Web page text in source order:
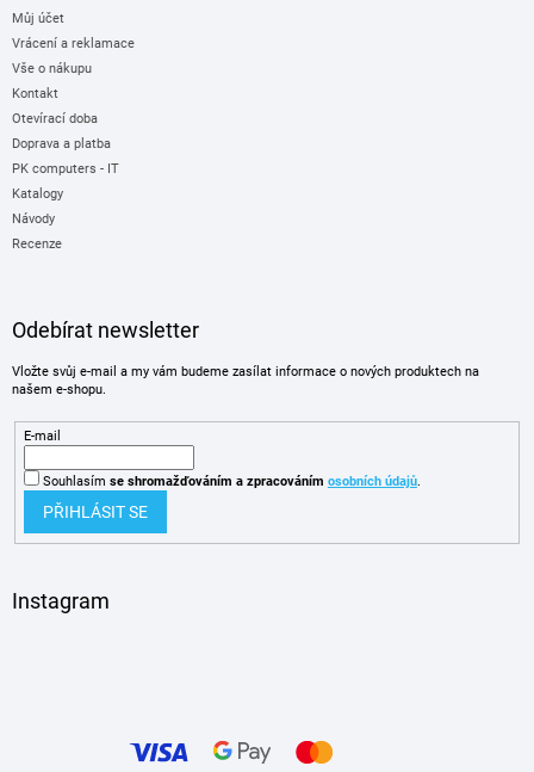
Můj účet
Vrácení a reklamace
Vše o nákupu
Kontakt
Otevírací doba
Doprava a platba
PK computers - IT
Katalogy
Návody
Recenze
Odebírat newsletter
Vložte svůj e-mail a my vám budeme zasílat informace o nových produktech na
našem e-shopu.
E-mail
Souhlasím se shromažďováním a zpracováním osobních údajů.
PŘIHLÁSIT SE
Instagram